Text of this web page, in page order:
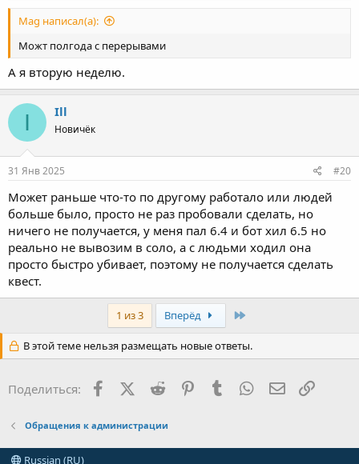
Mag написал(а):
Можт полгода с перерывами
А я вторую неделю.
I Ill
Новичёк
31 Янв 2025 #20
Может раньше что-то по другому работало или людей
больше было, просто не раз пробовали сделать, но
ничего не получается, у меня пал 6.4 и бот хил 6.5 но
реально не вывозим в соло, а с людьми ходил она
просто быстро убивает, поэтому не получается сделать
квест.
1 из 3 Вперёд
В этой теме нельзя размещать новые ответы.
Поделиться: FacebookX (Twitter)
Reddit PinterestTumblr WhatsApp
Обращения к администрации
Russian (RU)